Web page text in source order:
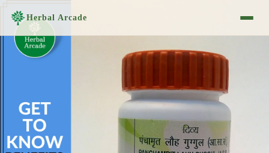
Herbal Arcade